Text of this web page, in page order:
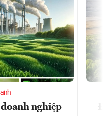
nghiệp